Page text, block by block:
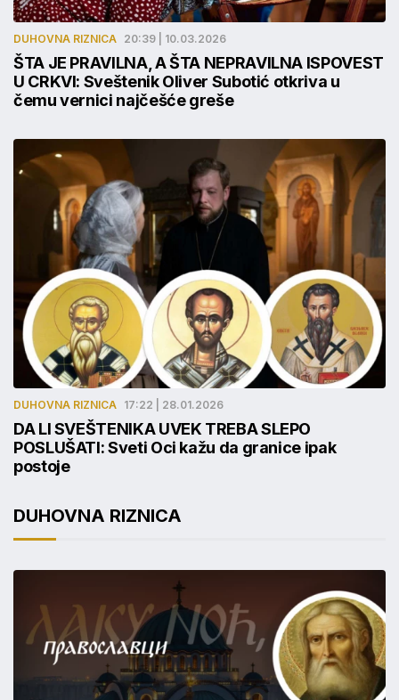
DUHOVNA RIZNICA 20:39 | 10.03.2026
ŠTA JE PRAVILNA, A ŠTA NEPRAVILNA ISPOVEST
U CRKVI: Sveštenik Oliver Subotić otkriva u
čemu vernici najčešće greše
DUHOVNA RIZNICA 17:22 | 28.01.2026
DA LI SVEŠTENIKA UVEK TREBA SLEPO
POSLUŠATI: Sveti Oci kažu da granice ipak
postoje
DUHOVNA RIZNICA